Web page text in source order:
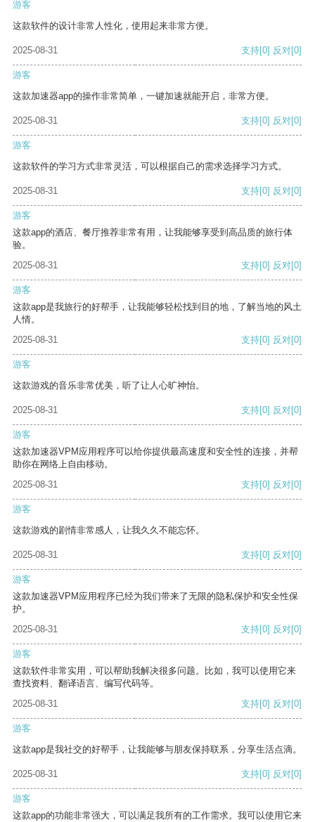
游客
这款软件的设计非常人性化，使用起来非常方便。
2025-08-31 支持[0] 反对[0]
游客
这款加速器app的操作非常简单，一键加速就能开启，非常方便。
2025-08-31 支持[0] 反对[0]
游客
这款软件的学习方式非常灵活，可以根据自己的需求选择学习方式。
2025-08-31 支持[0] 反对[0]
游客
这款app的酒店、餐厅推荐非常有用，让我能够享受到高品质的旅行体
验。
2025-08-31
支持[0] 反对[0]
游客
这款app是我旅行的好帮手，让我能够轻松找到目的地，了解当地的风土
人情。
2025-08-31
支持[0] 反对[0]
游客
这款游戏的音乐非常优美，听了让人心旷神怡。
2025-08-31 支持[0] 反对[0]
游客
这款加速器VPM应用程序可以给你提供最高速度和安全性的连接，并帮
助你在网络上自由移动。
2025-08-31
支持[0] 反对[0]
游客
这款游戏的剧情非常感人，让我久久不能忘怀。
2025-08-31 支持[0] 反对[0]
游客
这款加速器VPM应用程序已经为我们带来了无限的隐私保护和安全性保
护。
2025-08-31
支持[0] 反对[0]
游客
这款软件非常实用，可以帮助我解决很多问题。比如，我可以使用它来
查找资料、翻译语言、编写代码等。
2025-08-31
支持[0] 反对[0]
游客
这款app是我社交的好帮手，让我能够与朋友保持联系，分享生活点滴。
2025-08-31 支持[0] 反对[0]
游客
这款app的功能非常强大，可以满足我所有的工作需求。我可以使用它来